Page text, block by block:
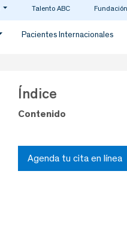
Talento ABC
Pacientes Internacionales
Índice
Contenido
Agenda tu cita en línea